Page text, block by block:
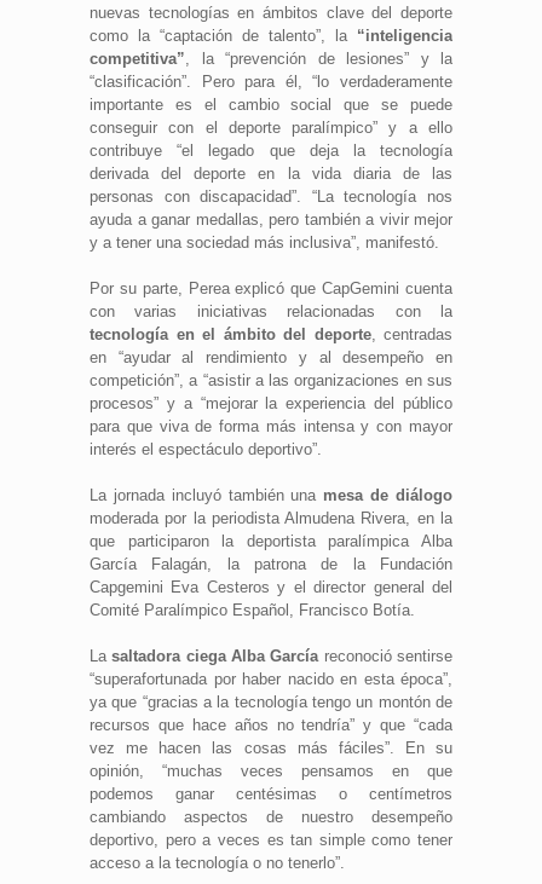
nuevas tecnologías en ámbitos clave del deporte
como la “captación de talento”, la “inteligencia
competitiva” , la “prevención de lesiones” y la
“clasificación”. Pero para él, “lo verdaderamente
importante es el cambio social que se puede
conseguir con el deporte paralímpico” y a ello
contribuye “el legado que deja la tecnología
derivada del deporte en la vida diaria de las
personas con discapacidad”. “La tecnología nos
ayuda a ganar medallas, pero también a vivir mejor
y a tener una sociedad más inclusiva”, manifestó.
Por su parte, Perea explicó que CapGemini cuenta
con varias iniciativas relacionadas con la
tecnología en el ámbito del deporte, centradas
en “ayudar al rendimiento y al desempeño en
competición”, a “asistir a las organizaciones en sus
procesos” y a “mejorar la experiencia del público
para que viva de forma más intensa y con mayor
interés el espectáculo deportivo”.
La jornada incluyó también una mesa de diálogo
moderada por la periodista Almudena Rivera, en la
que participaron la deportista paralímpica Alba
García Falagán, la patrona de la Fundación
Capgemini Eva Cesteros y el director general del
Comité Paralímpico Español, Francisco Botía.
Lasaltadora ciega Alba García reconoció sentirse
“superafortunada por haber nacido en esta época”,
ya que “gracias a la tecnología tengo un montón de
recursos que hace años no tendría” y que “cada
vez me hacen las cosas más fáciles”. En su
opinión, “muchas veces pensamos en que
podemos ganar centésimas o centímetros
cambiando aspectos de nuestro desempeño
deportivo, pero a veces es tan simple como tener
acceso a la tecnología o no tenerlo”.